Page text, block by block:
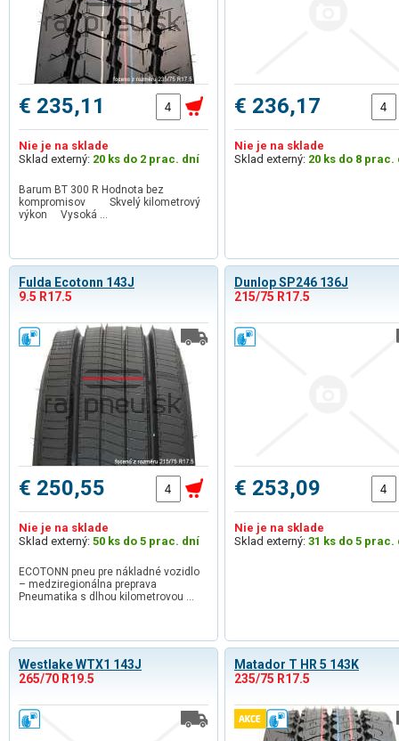
€ 235,11
Nie je na sklade
Sklad externý: 20 ks do 2 prac. dní
Barum BT 300 R Hodnota bez
kompromisov Skvelý kilometrový
výkon Vysoká …
€ 236,17
Nie je na sklade
Sklad externý: 20 ks do 8 prac.
Fulda Ecotonn 143J
9.5 R17.5
€ 250,55
Nie je na sklade
Sklad externý: 50 ks do 5 prac. dní
ECOTONN pneu pre nákladné vozidlo
– medziregionálna preprava
Pneumatika s dlhou kilometrovou …
Dunlop SP246 136J
215/75 R17.5
€ 253,09
Nie je na sklade
Sklad externý: 31 ks do 5 prac.
Westlake WTX1 143J
265/70 R19.5
Matador T HR 5 143K
235/75 R17.5